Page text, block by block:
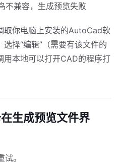
不兼容，生成预览失败
取你电脑上安装的AutoCad软
择“编辑”（需要有该文件的
用本地可以打开CAD的程序打
生成预览文件界
。